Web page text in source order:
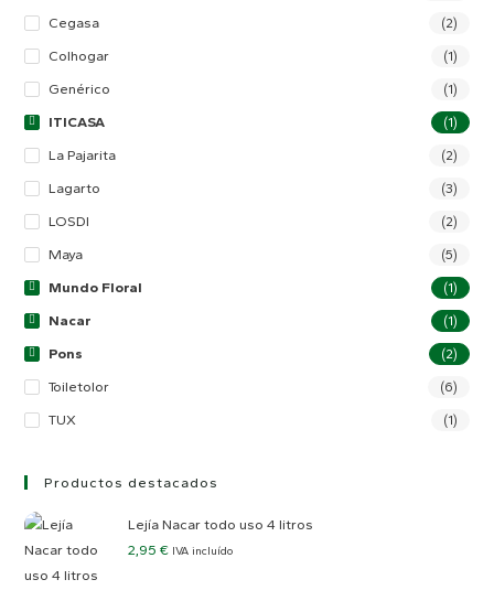
Cegasa (2)
Colhogar (1)
Genérico (1)
ITICASA (1)
La Pajarita (2)
Lagarto (3)
LOSDI (2)
Maya (5)
Mundo Floral (1)
Nacar (1)
Pons (2)
Toiletolor (6)
TUX (1)
Productos destacados
Lejía Nacar todo uso 4 litros
2,95€ IVA incluído